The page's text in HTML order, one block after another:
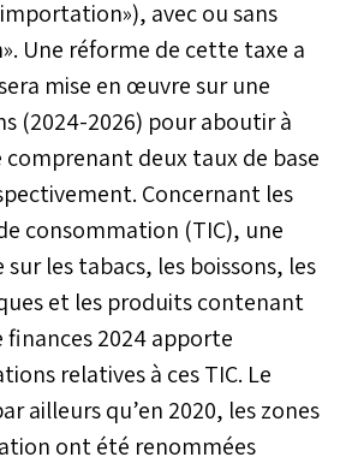
avec ou sans
Une réforme de cette taxe a
mise en œuvre sur une
(2024-2026) pour aboutir à
comprenant deux taux de base
Concernant les
consommation (TIC), une
les tabacs, les boissons, les
et les produits contenant
finances 2024 apporte
relatives à ces TIC. Le
ailleurs qu’en 2020, les zones
ont été renommées